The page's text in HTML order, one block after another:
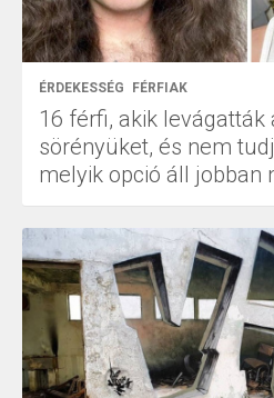
ÉRDEKESSÉG FÉRFIAK
16 férfi, akik levágatták
sörényüket, és nem
melyik opció áll jobban